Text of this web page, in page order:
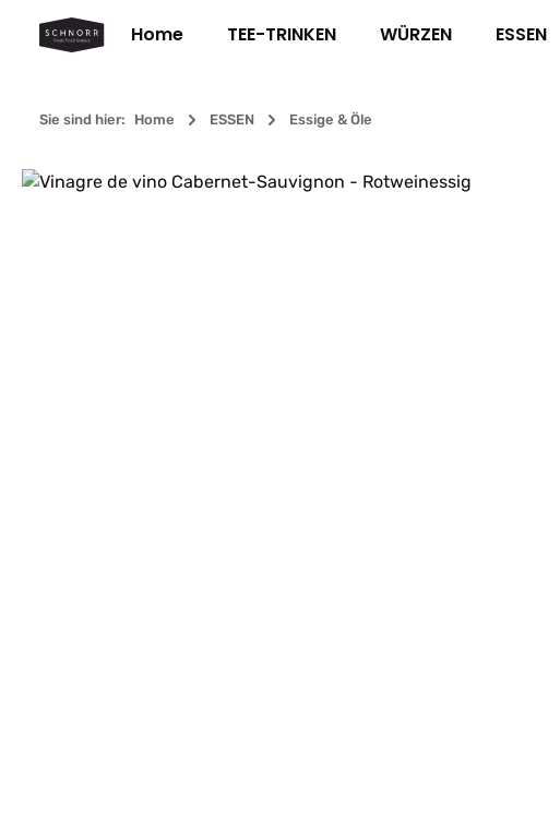
Hauptinhalt springen
Zur Suche springen
Zur Hauptnavigation springen
Home TEE-TRINKEN WÜRZEN ESSEN
Sie sind hier: Home ESSEN Essige & Öle
Bildergalerie überspringen